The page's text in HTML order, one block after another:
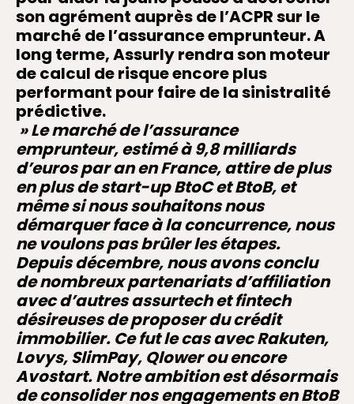
son agrément auprès de l’ACPR sur le
marché de l’assurance emprunteur. A
long terme, Assurly rendra son moteur
de calcul de risque encore plus
performant pour faire de la sinistralité
prédictive.
» Le marché de l’assurance
emprunteur, estimé à 9,8 milliards
d’euros par an en France, attire de plus
en plus de start-up BtoC et BtoB, et
même si nous souhaitons nous
démarquer face à la concurrence, nous
ne voulons pas brûler les étapes.
Depuis décembre, nous avons conclu
de nombreux partenariats d’affiliation
avec d’autres assurtech et fintech
désireuses de proposer du crédit
immobilier. Ce fut le cas avec Rakuten,
Lovys, SlimPay, Qlower ou encore
Avostart. Notre ambition est désormais
de consolider nos engagements en BtoB